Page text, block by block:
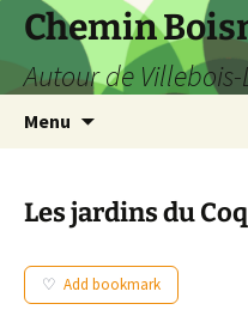
Aller
contenu
Chemin
Autour de
Menu
Les jardins du Coq
Add bookmark